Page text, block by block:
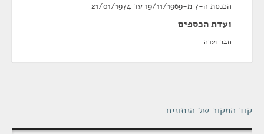
הכנסת ה-7 מ-19/11/1969 עד 21/01/1974
ועדת הכספים
חבר ועדה
קוד המקור של הנתונים